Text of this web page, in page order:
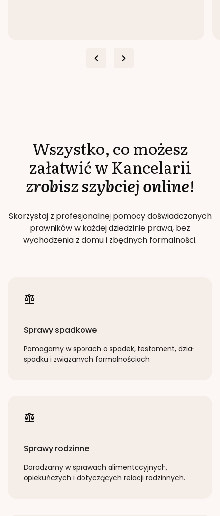
Wszystko, co możesz
załatwić w Kancelarii
zrobisz szybciej online!
Skorzystaj z profesjonalnej pomocy doświadczonych
prawników w każdej dziedzinie prawa, bez
wychodzenia z domu i zbędnych formalności.
Sprawy spadkowe
Pomagamy w sporach o spadek, testament, dział
spadku i związanych formalnościach
Sprawy rodzinne
Doradzamy w sprawach alimentacyjnych,
opiekuńczych i dotyczących relacji rodzinnych.